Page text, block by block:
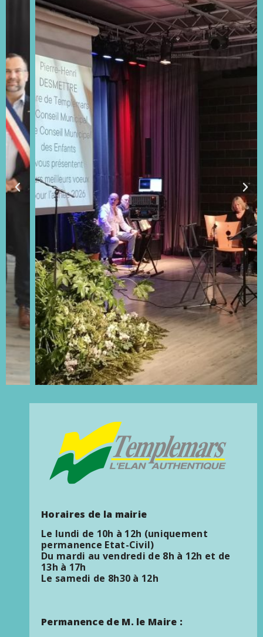
Horaires de la mairie
Le lundi de 10h à 12h (uniquement
permanence Etat-Civil)
Du mardi au vendredi de 8h à 12h et de
13h à 17h
Le samedi de 8h30 à 12h
Permanence de M. le Maire :